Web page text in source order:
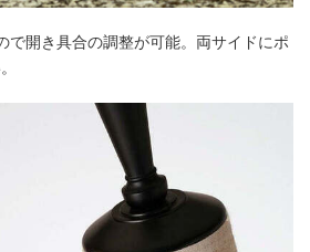
で開き具合の調整が可能。両サイドにポ